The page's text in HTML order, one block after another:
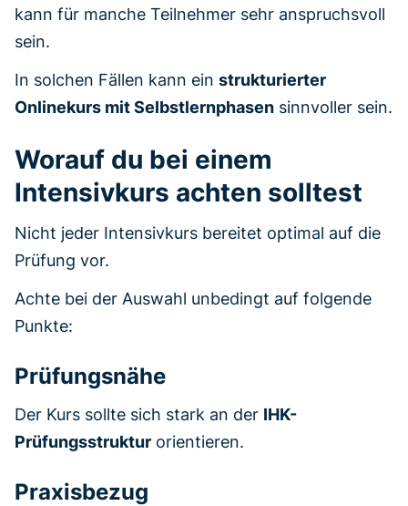
kann für manche Teilnehmer sehr anspruchsvoll
sein.
In solchen Fällen kann ein strukturierter
Onlinekurs mit Selbstlernphasen sinnvoller sein.
Worauf du bei einem
Intensivkurs achten solltest
Nicht jeder Intensivkurs bereitet optimal auf die
Prüfung vor.
Achte bei der Auswahl unbedingt auf folgende
Punkte:
Prüfungsnähe
Der Kurs sollte sich stark an der IHK-
Prüfungsstruktur orientieren.
Praxisbezug